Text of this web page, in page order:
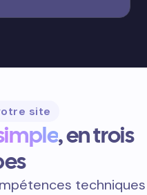
site
, en trois
techniques